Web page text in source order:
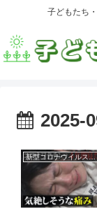
子どもたち
2025-
新型コロナウイルス・ワクチン